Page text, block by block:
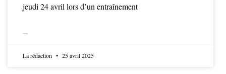
jeudi 24 avril lors d’un entraînement
La rédaction 25 avril 2025